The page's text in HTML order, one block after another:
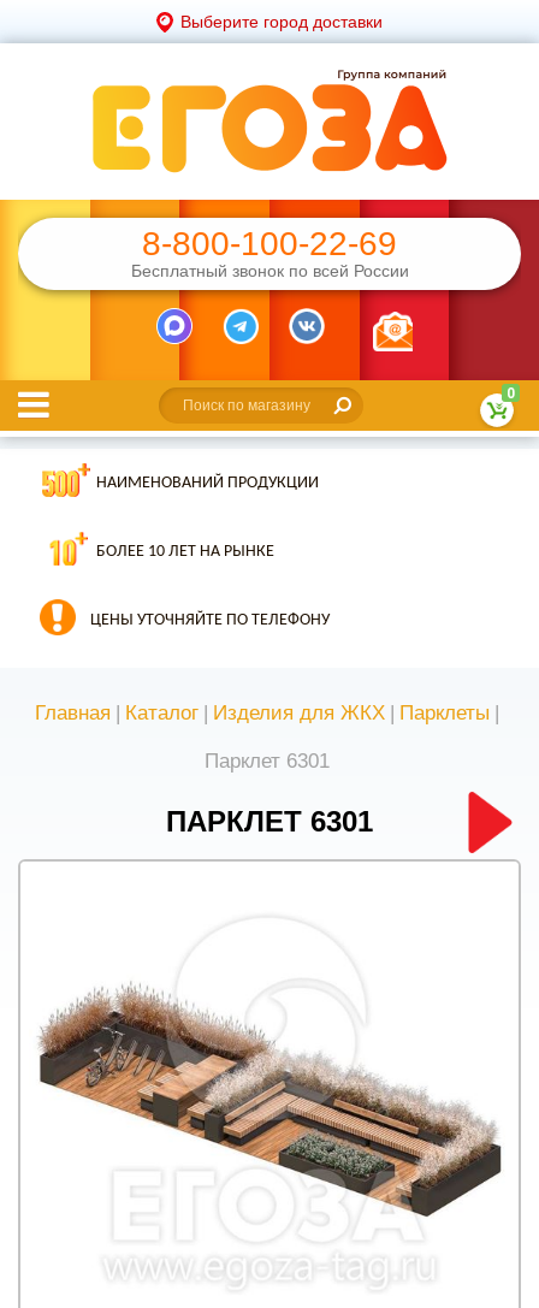
Выберите город доставки
8-800-100-22-69
Бесплатный звонок по всей России
0
НАИМЕНОВАНИЙ ПРОДУКЦИИ
БОЛЕЕ 10 ЛЕТ НА РЫНКЕ
ЦЕНЫ УТОЧНЯЙТЕ ПО ТЕЛЕФОНУ
Главная | Каталог | Изделия для ЖКХ | Парклеты |
Парклет 6301
ПАРКЛЕТ 6301